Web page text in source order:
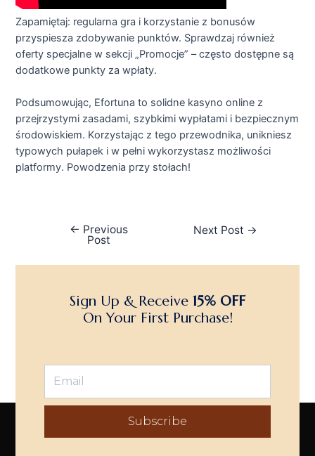
Zapamiętaj: regularna gra i korzystanie z bonusów
przyspiesza zdobywanie punktów. Sprawdzaj również
oferty specjalne w sekcji „Promocje” – często dostępne są
dodatkowe punkty za wpłaty.
Podsumowując, Efortuna to solidne kasyno online z
przejrzystymi zasadami, szybkimi wypłatami i bezpiecznym
środowiskiem. Korzystając z tego przewodnika, unikniesz
typowych pułapek i w pełni wykorzystasz możliwości
platformy. Powodzenia przy stołach!
← Previous
Post
Next Post →
Sign Up & Receive 15% OFF
On Your First Purchase!
Subscribe